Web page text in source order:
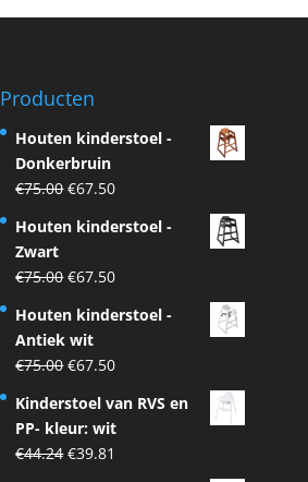
Producten
Houten kinderstoel -
Donkerbruin
€75.00Original
was:
€67.50Current
is:
Houten kinderstoel -
Zwart
€75.00Original
was:
€75.00.
€67.50Current
is:
Houten kinderstoel -
Antiek wit
€75.00Original
was:
€75.00.
€67.50Current
is:
€67.50.
Kinderstoel van RVS en
PP- kleur: wit
€44.24Original
€39.81